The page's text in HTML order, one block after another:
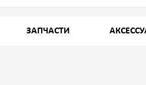
ЗАПЧАСТИ